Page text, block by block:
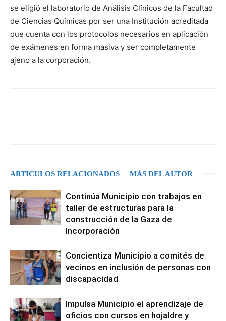
se eligió el laboratorio de Análisis Clínicos de la Facultad
de Ciencias Químicas por ser una Institución acreditada
que cuenta con los protocolos necesarios en aplicación
de exámenes en forma masiva y ser completamente
ajeno a la corporación.
ARTÍCULOS RELACIONADOS MÁS DEL AUTOR
Continúa Municipio con trabajos en
taller de estructuras para la
construcción de la Gaza de
Incorporación
Concientiza Municipio a comités de
vecinos en inclusión de personas con
discapacidad
Impulsa Municipio el aprendizaje de
oficios con cursos en hojaldre y